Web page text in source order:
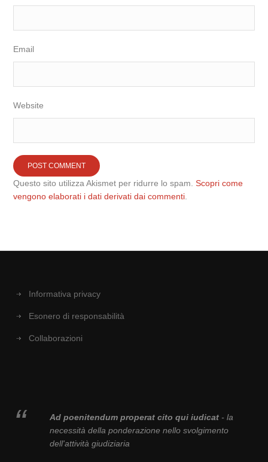
Email
Website
Questo sito utilizza Akismet per ridurre lo spam.Scopri come
vengono elaborati i dati derivati dai commenti
Informativa privacy
Esonero di responsabilità
Collaborazioni
Ad poenitendum properat cito qui iudicat- la
necessità della ponderazione nello svolgimento
dell'attività giudiziaria